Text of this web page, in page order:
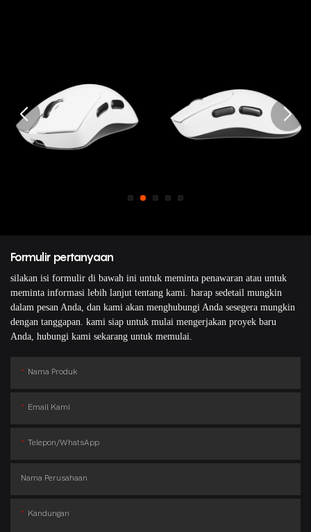
Formulir pertanyaan
silakan isi formulir di bawah ini untuk meminta penawaran atau untuk
meminta informasi lebih lanjut tentang kami. harap sedetail mungkin
dalam pesan Anda, dan kami akan menghubungi Anda sesegera mungkin
dengan tanggapan. kami siap untuk mulai mengerjakan proyek baru
Anda, hubungi kami sekarang untuk memulai.
Nama Produk
Email Kami
Telepon/WhatsApp
Nama Perusahaan
Kandungan